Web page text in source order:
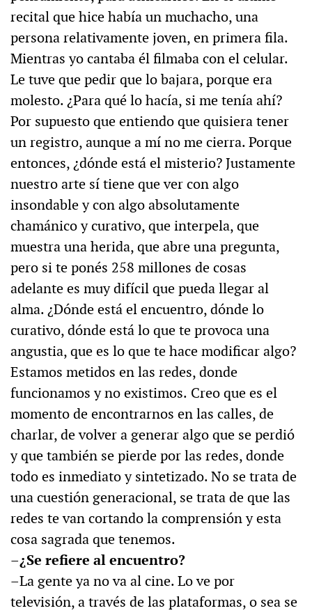
recital que hice había un muchacho, una
persona relativamente joven, en primera fila.
Mientras yo cantaba él filmaba con el celular.
Le tuve que pedir que lo bajara, porque era
molesto. ¿Para qué lo hacía, si me tenía ahí?
Por supuesto que entiendo que quisiera tener
un registro, aunque a mí no me cierra. Porque
entonces, ¿dónde está el misterio? Justamente
nuestro arte sí tiene que ver con algo
insondable y con algo absolutamente
chamánico y curativo, que interpela, que
muestra una herida, que abre una pregunta,
pero si te ponés 258 millones de cosas
adelante es muy difícil que pueda llegar al
alma. ¿Dónde está el encuentro, dónde lo
curativo, dónde está lo que te provoca una
angustia, que es lo que te hace modificar algo?
Estamos metidos en las redes, donde
funcionamos y no existimos. Creo que es el
momento de encontrarnos en las calles, de
charlar, de volver a generar algo que se perdió
y que también se pierde por las redes, donde
todo es inmediato y sintetizado. No se trata de
una cuestión generacional, se trata de que las
redes te van cortando la comprensión y esta
cosa sagrada que tenemos.
–¿Se refiere al encuentro?
–La gente ya no va al cine. Lo ve por
televisión, a través de las plataformas, o sea se